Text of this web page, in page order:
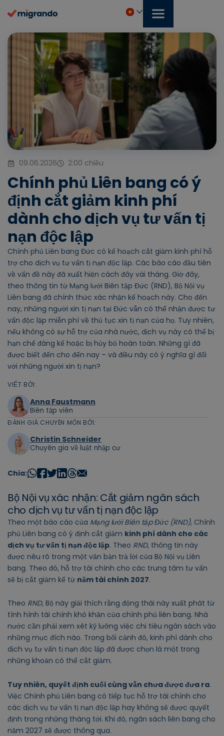
phần
09.06.2026 2:00 chiều
Chính phủ Liên bang có ý
định cắt giảm kinh phí
dành cho dịch vụ tư vấn tị
nạn độc lập
Chính phủ Liên bang Đức có kế hoạch cắt giảm kinh phí hỗ
trợ cho dịch vụ tư vấn tị nạn độc lập. Các báo cáo đầu tiên
về vấn đề này đã xuất hiện cách đây vài tháng. Giờ đây,
theo thông tin từ Mạng lưới Biên tập Đức (RND), Bộ Nội vụ
Liên bang đã chính thức xác nhận kế hoạch này. Cho đến
nay, những người xin tị nạn tại Đức vẫn có thể nhận được tư
vấn độc lập miễn phí về thủ tục xin tị nạn của họ. Tuy nhiên,
nếu không có sự hỗ trợ của nhà nước, dịch vụ này có thể bị
hạn chế đáng kể hoặc bị hủy bỏ hoàn toàn. Những gì đã
được biết đến cho đến nay – và điều này có ý nghĩa gì đối
với những người xin tị nạn?
VIẾT BỞI:
Anna Faustmann
Biên tập viên
ĐÁNH GIÁ CHUYÊN MÔN BỞI:
Christin Schneider
Chuyên gia về luật nhập cư
Chia:
Bộ Nội vụ xác nhận: Cắt giảm ngân sách
cho dịch vụ tư vấn tị nạn độc lập
Theo một báo cáo của Mạng lưới Biên tập Đức (RND), Chính
phủ Liên bang có ý định cắt giảm kinh phí dành cho các
dịch vụ tư vấn tị nạn độc lập. Theo RND, thông tin này
được nêu rõ trong một văn bản trả lời của Bộ Nội vụ Liên
bang. Theo đó, hỗ trợ tài chính cho các trung tâm tư vấn
sẽ bị cắt giảm kể từ năm tài chính 2027.
Theo RND, Bộ này giải thích rằng động thái này xuất phát từ
tình hình tài chính khó khăn của chính phủ liên bang. Nhà
nước cần phải xem xét kỹ lưỡng việc chi tiêu ngân sách vào
những mục đích nào. Trong bối cảnh đó, kinh phí dành cho
dịch vụ tư vấn tị nạn độc lập đã được chọn là một trong
những khoản có thể cắt giảm.
Tuy nhiên, quyết định cuối cùng vẫn chưa được đưa ra.
Việc Chính phủ Liên bang có tiếp tục hỗ trợ tài chính cho
các dịch vụ tư vấn tị nạn độc lập hay không sẽ được quyết
định trong những tháng tới. Khi đó, ngân sách liên bang cho
năm 2027 sẽ được thông qua.